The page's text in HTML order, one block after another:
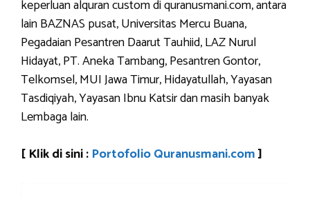
keperluan alquran custom di quranusmani.com, antara
lain BAZNAS pusat, Universitas Mercu Buana,
Pegadaian Pesantren Daarut Tauhiid, LAZ Nurul
Hidayat, PT. Aneka Tambang, Pesantren Gontor,
Telkomsel, MUI Jawa Timur, Hidayatullah, Yayasan
Tasdiqiyah, Yayasan Ibnu Katsir dan masih banyak
Lembaga lain.
[ Klik di sini : Portofolio Quranusmani.com]